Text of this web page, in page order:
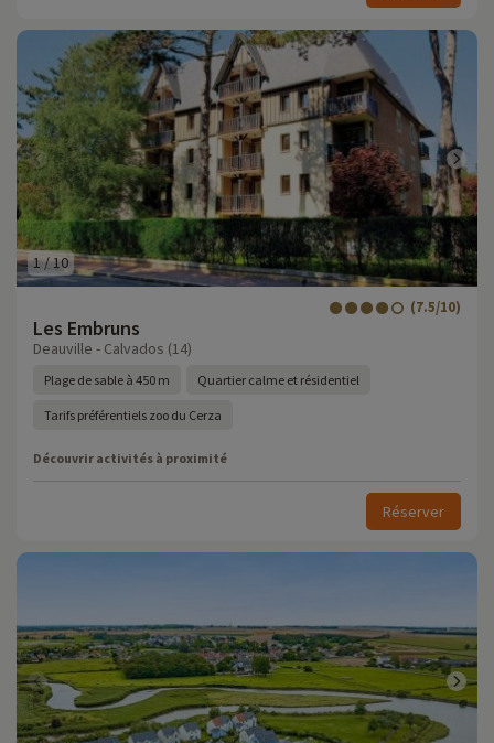
1/10
Les Embruns
(7.5/10)
Deauville - Calvados (14)
Plage de sable à 450 m Quartier calme et résidentiel
Tarifs préférentiels zoo du Cerza
Découvrir activités à proximité
Réserver